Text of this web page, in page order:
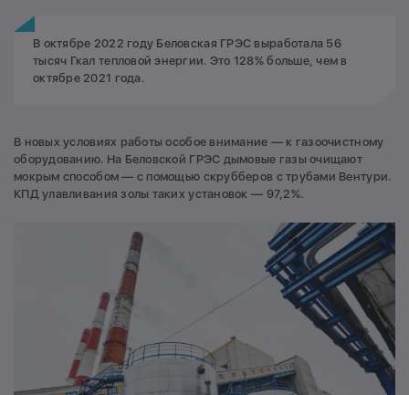
В октябре 2022 году Беловская ГРЭС выработала 56
тысяч Гкал тепловой энергии. Это 128% больше, чем в
октябре 2021 года.
В новых условиях работы особое внимание — к газоочистному
оборудованию. На Беловской ГРЭС дымовые газы очищают
мокрым способом — с помощью скрубберов с трубами Вентури.
КПД улавливания золы таких установок — 97,2%.